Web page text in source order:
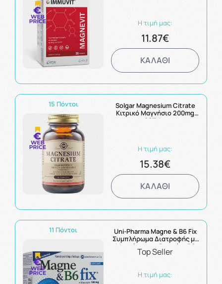
Η τιμή μας:
11.87€
ΚΑΛΑΘΙ
15 Πόντοι
Solgar Magnesium Citrate
Κιτρικό Μαγνήσιο 200mg
60Tabs
Η τιμή μας:
15.38€
ΚΑΛΑΘΙ
11 Πόντοι
Uni-Pharma Magne & B6 Fix
Συμπλήρωμα Διατροφής με
Μαγνήσιο και Βιταμίνη Β6
με Γεύση Βατόμουρου 30
Top Seller
Η τιμή μας: